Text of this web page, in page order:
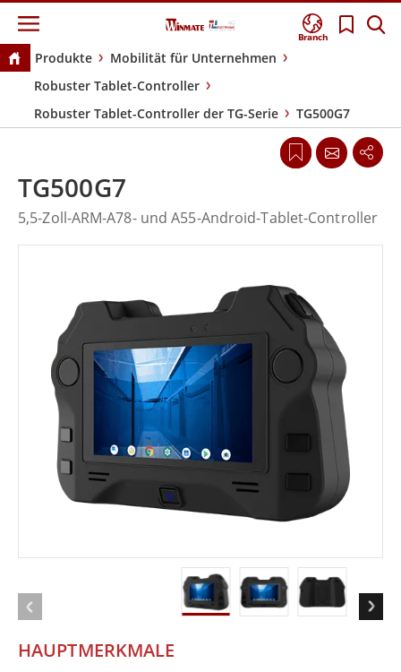
Branch
Produkte
Mobilität für Unternehmen
Robuster Tablet-Controller
Robuster Tablet-Controller der TG-Serie
TG500G7
HAUPTMERKMALE
TG500G7
5,5-Zoll-ARM-A78- und A55-Android-Tablet-Controller